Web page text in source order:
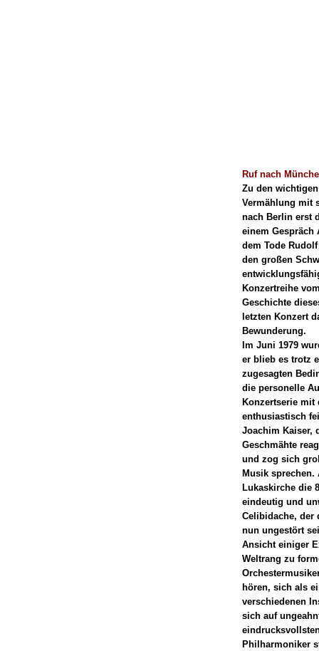
Ruf nach
Zu den
Vermählung mit
nach Berlin erst
einem Gespräch
dem Tode
den großen
Konzertreihe
Geschichte
letzten Konzert
Bewunderung.
Im Juni 1979
er blieb es trotz
zugesagten
die personelle
Konzertserie
enthusiastisch
Joachim Kaiser,
Geschmähte
und zog sich
Musik sprechen.
Lukaskirche die
eindeutig und
Celibidache, der
nun ungestört
Ansicht einiger
Weltrang zu
hören, sich als
verschiedenen
sich auf
Philharmoniker